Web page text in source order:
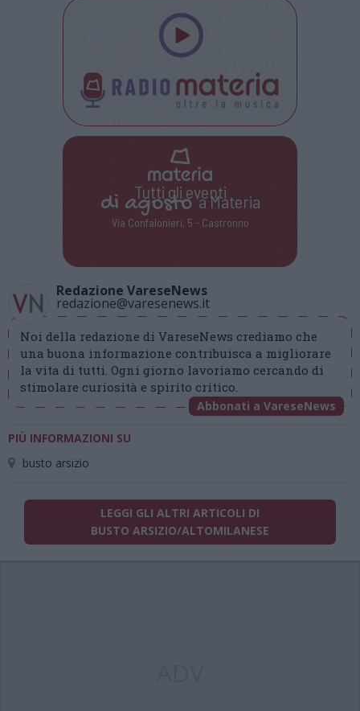
Tutti gli eventi
di agostoa Materia
Via Confalonieri, 5 - Castronno
Redazione VareseNews
redazione@varesenews.it
Noi della redazione di VareseNews crediamo che
una buona informazione contribuisca a migliorare
la vita di tutti. Ogni giorno lavoriamo cercando di
stimolare curiosità e spirito critico.
Abbonati a VareseNews
PIÙ INFORMAZIONI SU
busto arsizio
LEGGI GLI ALTRI ARTICOLI DI
BUSTO ARSIZIO/ALTOMILANESE